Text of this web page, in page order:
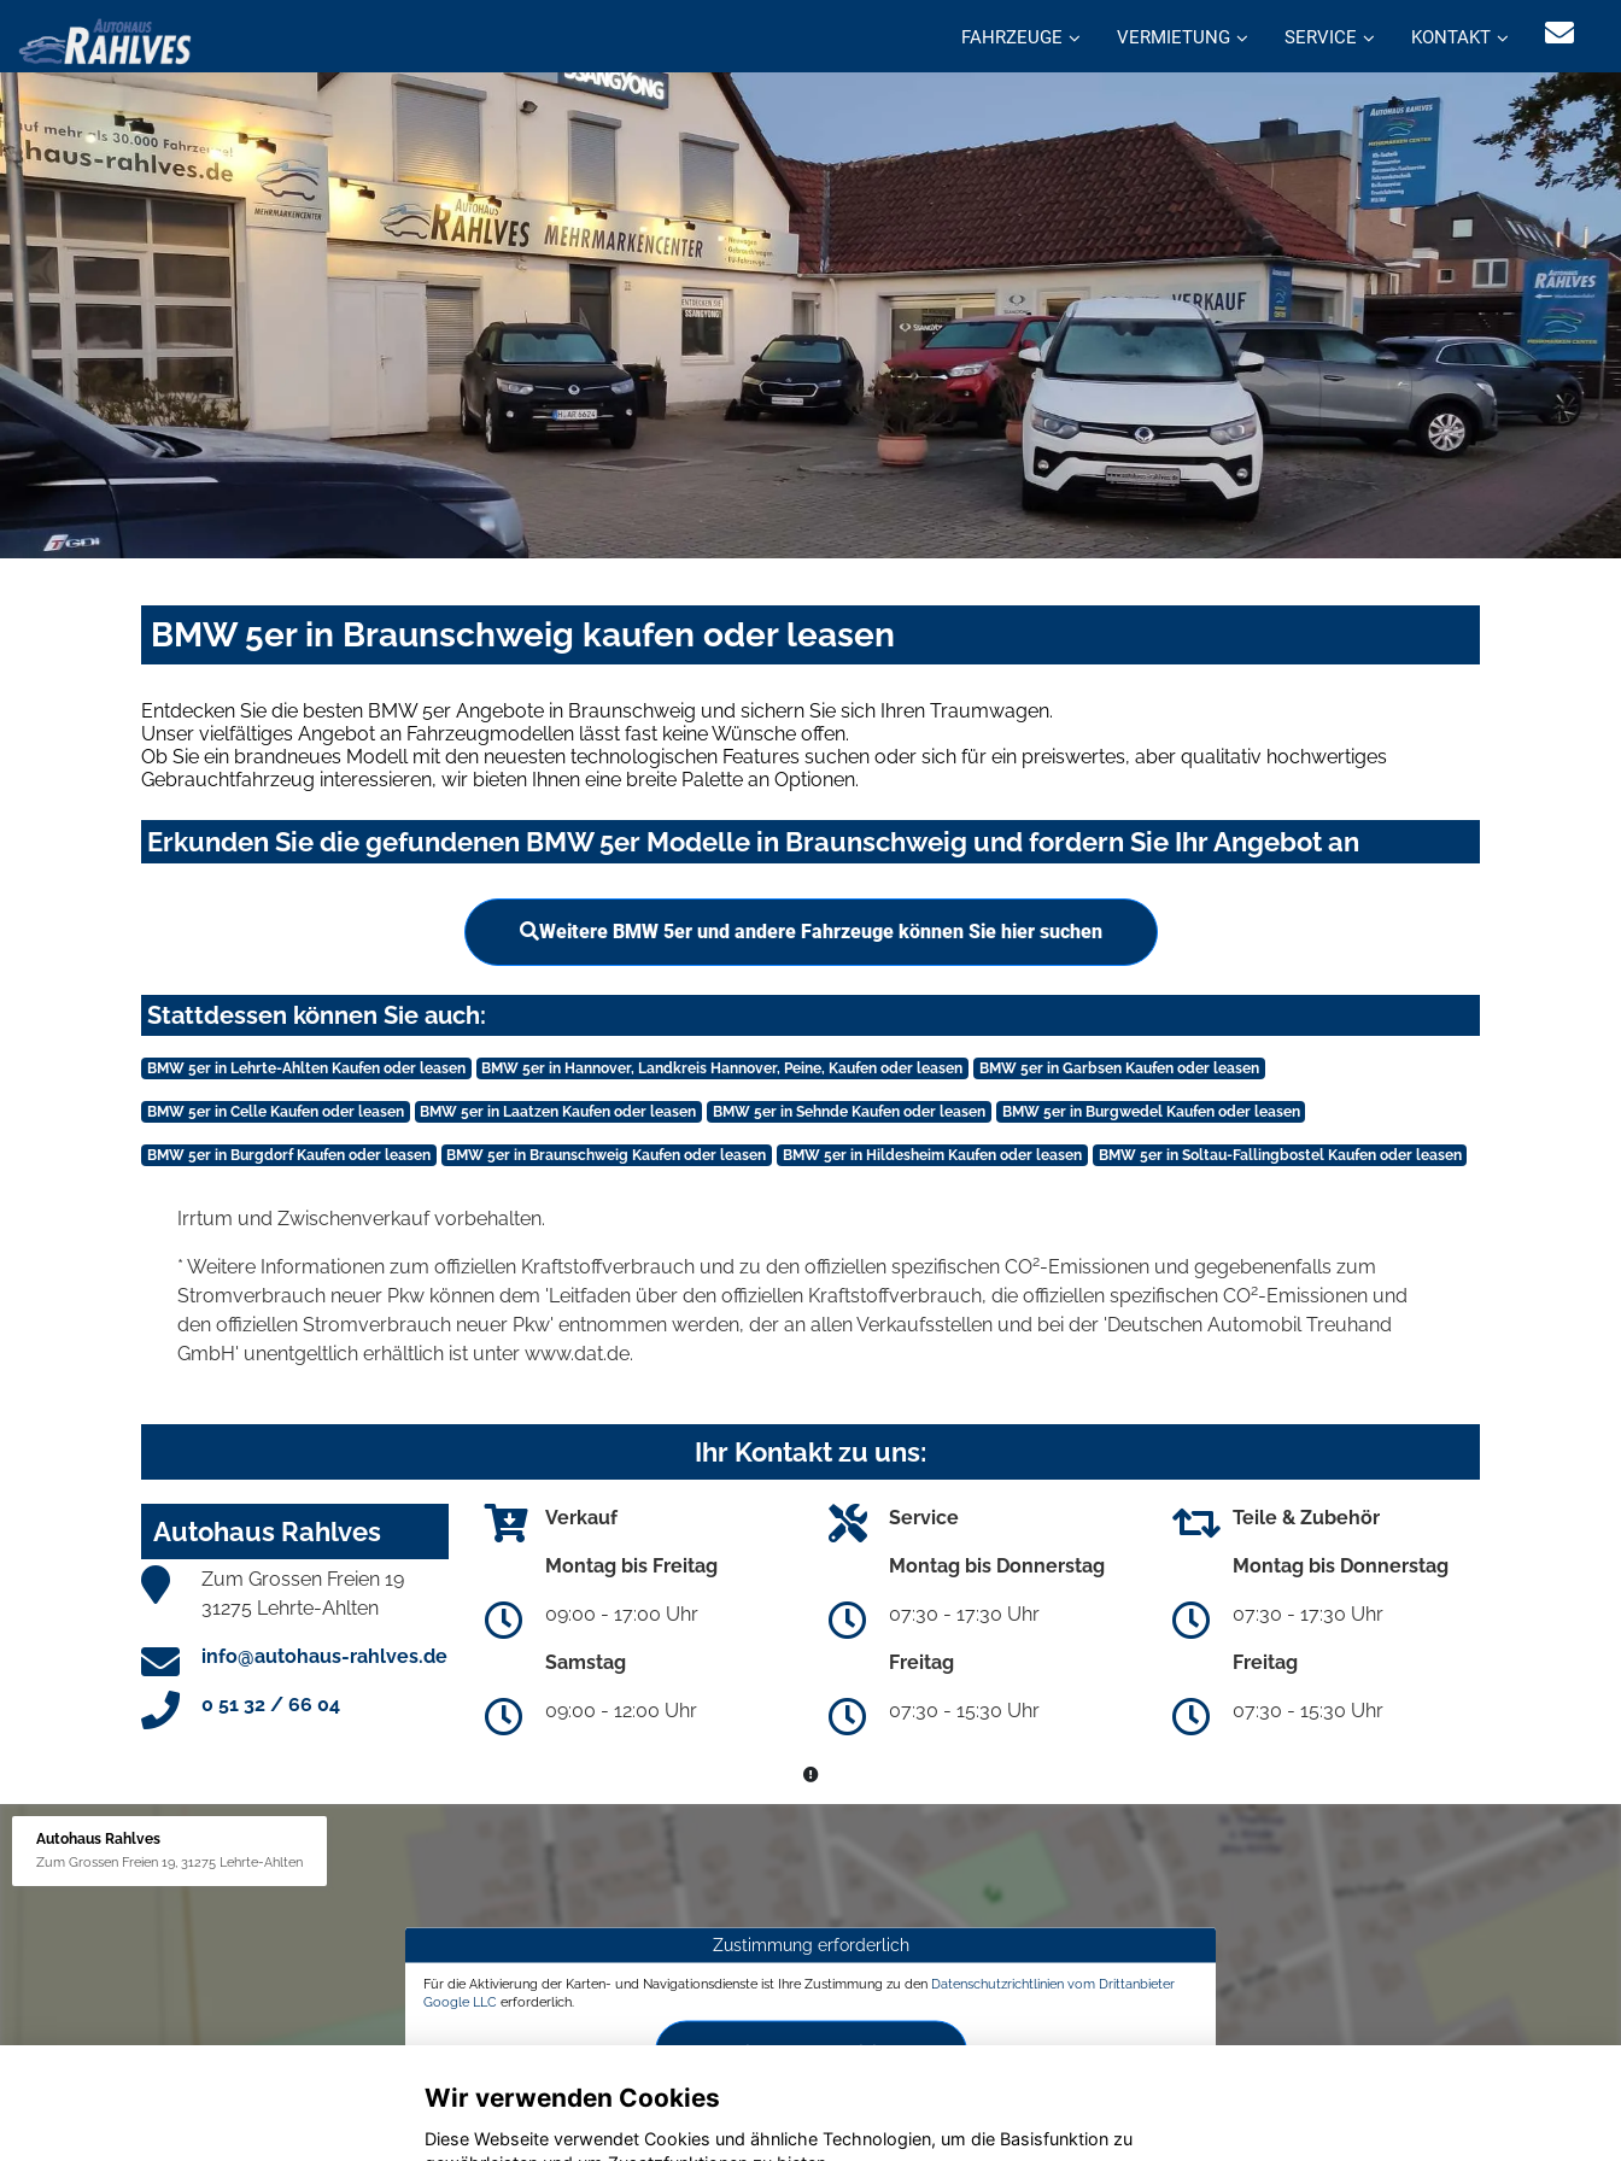
FAHRZEUGE VERMIETUNG SERVICE KONTAKT
BMW 5er in Braunschweig kaufen oder leasen
Entdecken Sie die besten BMW 5er Angebote in Braunschweig und sichern Sie sich Ihren Traumwagen.
Unser vielfältiges Angebot an Fahrzeugmodellen lässt fast keine Wünsche offen.
Ob Sie ein brandneues Modell mit den neuesten technologischen Features suchen oder sich für ein preiswertes, aber qualitativ hochwertiges
Gebrauchtfahrzeug interessieren, wir bieten Ihnen eine breite Palette an Optionen.
Erkunden Sie die gefundenen BMW 5er Modelle in Braunschweig und fordern Sie Ihr Angebot an
Weitere BMW 5er und andere Fahrzeuge können Sie hier suchen
Stattdessen können Sie auch:
BMW 5er in Lehrte-Ahlten Kaufen oder leasen BMW 5er in Hannover, Landkreis Hannover, Peine, Kaufen oder leasen BMW 5er in Garbsen Kaufen oder leasen
BMW 5er in Celle Kaufen oder leasen BMW 5er in Laatzen Kaufen oder leasen BMW 5er in Sehnde Kaufen oder leasen BMW 5er in Burgwedel Kaufen oder leasen
BMW 5er in Burgdorf Kaufen oder leasen BMW 5er in Braunschweig Kaufen oder leasen BMW 5er in Hildesheim Kaufen oder leasen BMW 5er in Soltau-Fallingbostel Kaufen oder leasen
Irrtum und Zwischenverkauf vorbehalten.
* Weitere Informationen zum offiziellen Kraftstoffverbrauch und zu den offiziellen spezifischen CO2-Emissionen und gegebenenfalls zum
Stromverbrauch neuer Pkw können dem 'Leitfaden über den offiziellen Kraftstoffverbrauch, die offiziellen spezifischen CO2-Emissionen und
den offiziellen Stromverbrauch neuer Pkw' entnommen werden, der an allen Verkaufsstellen und bei der 'Deutschen Automobil Treuhand
GmbH' unentgeltlich erhältlich ist unter www.dat.de.
Ihr Kontakt zu uns:
Autohaus Rahlves
Zum Grossen Freien 19
31275 Lehrte-Ahlten
info@autohaus-rahlves.de
0 51 32 / 66 04
Verkauf
Montag bis Freitag
09:00 - 17:00 Uhr
Samstag
09:00 - 12:00 Uhr
Service
Montag bis Donnerstag
07:30 - 17:30 Uhr
Freitag
07:30 - 15:30 Uhr
Teile & Zubehör
Montag bis Donnerstag
07:30 - 17:30 Uhr
Freitag
07:30 - 15:30 Uhr
Autohaus Rahlves
Zum Grossen Freien 19, 31275 Lehrte-Ahlten
Zustimmung erforderlich
Für die Aktivierung der Karten- und Navigationsdienste ist Ihre Zustimmung zu den Datenschutzrichtlinien vom Drittanbieter
Google LLC erforderlich.
Wir verwenden Cookies
Diese Webseite verwendet Cookies und ähnliche Technologien, um die Basisfunktion zu